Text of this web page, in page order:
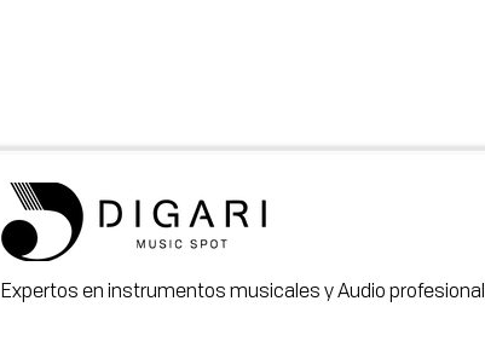
Expertos en instrumentos musicales y Audio profesional